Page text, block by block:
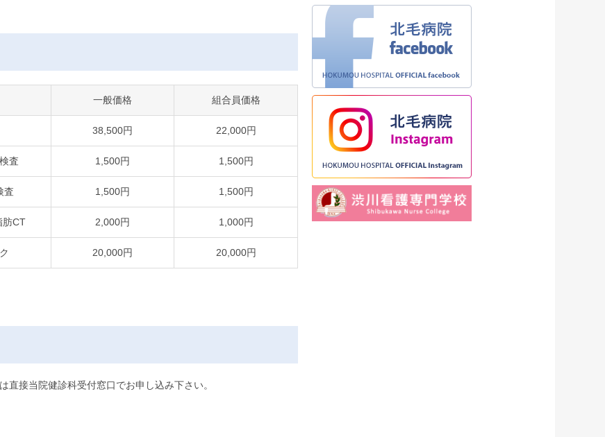
一般価格 組合員価格
38,500円 22,000円
査 1,500円 1,500円
査 1,500円 1,500円
肪CT 2,000円 1,000円
20,000円 20,000円
直接当院健診科受付窓口でお申し込み下さい。